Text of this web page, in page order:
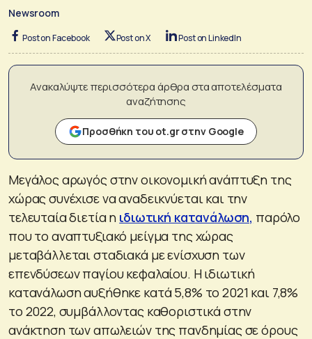
Newsroom
Post on Facebook Post on X Post on LinkedIn
Ανακαλύψτε περισσότερα άρθρα στα αποτελέσματα
αναζήτησης
Προσθήκη του ot.gr στην Google
Μεγάλος αρωγός στην οικονομική ανάπτυξη της
χώρας συνέχισε να αναδεικνύεται και την
τελευταία διετία η ιδιωτική κατανάλωση, παρόλο
που το αναπτυξιακό μείγμα της χώρας
μεταβάλλεται σταδιακά με ενίσχυση των
επενδύσεων παγίου κεφαλαίου. Η ιδιωτική
κατανάλωση αυξήθηκε κατά 5,8% το 2021 και 7,8%
το 2022, συμβάλλοντας καθοριστικά στην
ανάκτηση των απωλειών της πανδημίας σε όρους